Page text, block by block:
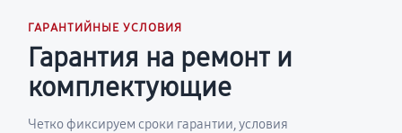
ГАРАНТИЙНЫЕ УСЛОВИЯ
Гарантия на ремонт и
комплектующие
Четко фиксируем сроки гарантии, условия